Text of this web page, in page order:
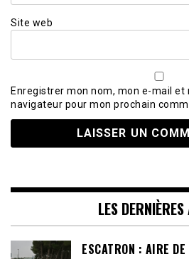
Site web
Enregistrer mon nom, mon e-mail et
navigateur pour mon prochain
LES
ESCATRON : AIRE